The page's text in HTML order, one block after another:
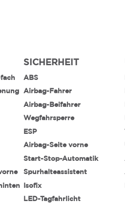
SICHERHEIT
ABS
Airbag-Fahrer
Airbag-Beifahrer
Wegfahrsperre
ESP
Airbag-Seite vorne
Start-Stop-Automatik
Spurhalteassistent
Isofix
LED-Tagfahrlicht